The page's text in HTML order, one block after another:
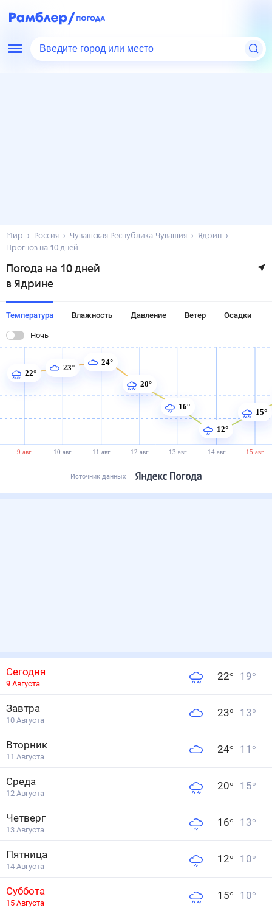
Введите город или место
Мир Россия Чувашская Республика-Чувашия
Ядрин
Прогноз на 10 дней
Погода на 10 дней
в Ядрине
Температура Влажность Давление Ветер Осадки
Ночь
9 авг 10 авг 11 авг 12 авг 13 авг 14 авг 15 авг
22° 23°
24°
20°
16°
12°
15°
Источник данных
Сегодня
9 Августа
22° 19°
Завтра
10 Августа
23° 13°
Вторник
11 Августа
24° 11 °
Среда
12 Августа
20° 15°
Четверг
13 Августа
16° 13°
Пятница
14 Августа
12° 10°
Суббота
15 Августа
15° 10°